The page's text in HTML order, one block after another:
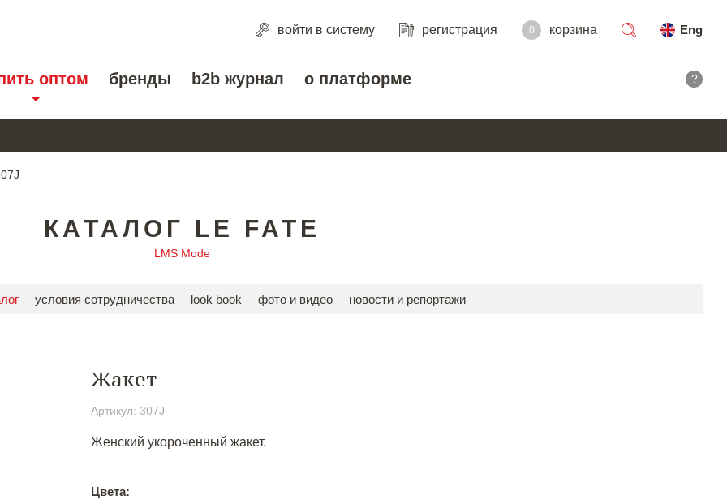
войти в систему регистрация 0 корзина
Eng
оптом бренды b2b журнал о платформе ?
КАТАЛОГ LE FATE
LMS Mode
условия сотрудничества look book фото и видео новости и репортажи
Жакет
Артикул: 307J
Женский укороченный жакет.
Цвета: